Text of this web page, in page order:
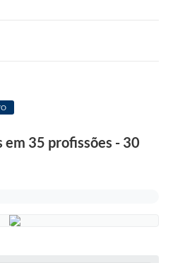
em 35 profissões - 30